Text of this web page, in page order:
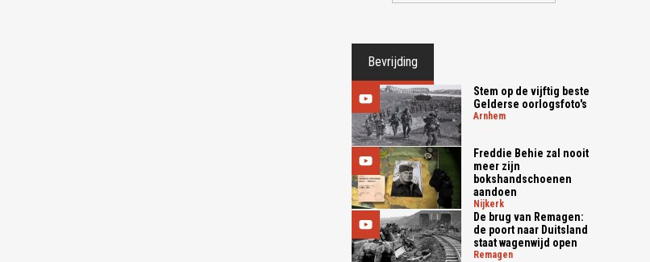
Bevrijding
Stem op de vijftig beste
Gelderse oorlogsfoto's
arnhem
Freddie Behie zal nooit
meer zijn
bokshandschoenen
aandoen
nijkerk
De brug van Remagen:
de poort naar Duitsland
staat wagenwijd open
remagen